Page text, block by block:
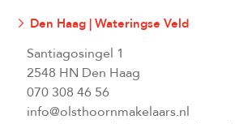
Den Haag | Wateringse Veld
Santiagosingel 1
2548 HN Den Haag
070 308 46 56
info@olsthoornmakelaars.nl